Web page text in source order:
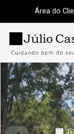
Área do